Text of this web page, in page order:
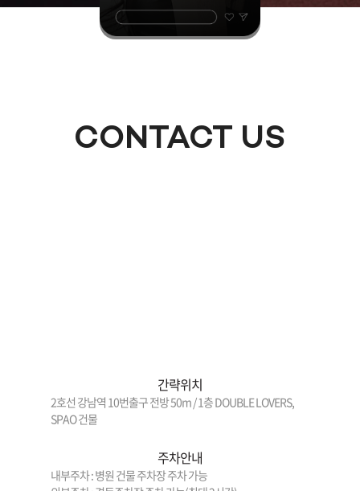
CONTACT US
간략위치
2호선 강남역 10번출구 전방 50m / 1층 DOUBLE LOVERS,
SPAO 건물
주차안내
내부주차 : 병원 건물 주차장 주차 가능